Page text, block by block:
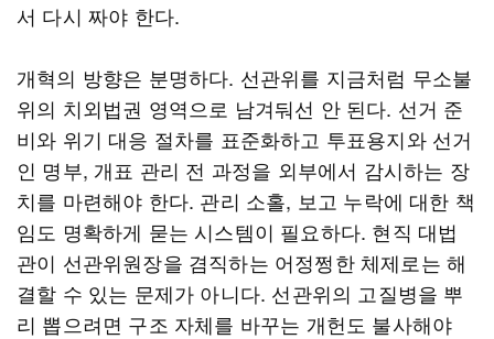
서 다시 짜야 한다.
개혁의 방향은 분명하다. 선관위를 지금처럼 무소불
위의 치외법권 영역으로 남겨둬선 안 된다. 선거 준
비와 위기 대응 절차를 표준화하고 투표용지와 선거
인 명부, 개표 관리 전 과정을 외부에서 감시하는 장
치를 마련해야 한다. 관리 소홀, 보고 누락에 대한 책
임도 명확하게 묻는 시스템이 필요하다. 현직 대법
관이 선관위원장을 겸직하는 어정쩡한 체제로는 해
결할 수 있는 문제가 아니다. 선관위의 고질병을 뿌
리 뽑으려면 구조 자체를 바꾸는 개헌도 불사해야